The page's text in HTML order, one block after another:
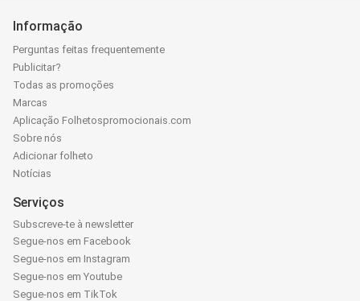
Informação
Perguntas feitas frequentemente
Publicitar?
Todas as promoções
Marcas
Aplicação Folhetospromocionais.com
Sobre nós
Adicionar folheto
Notícias
Serviços
Subscreve-te à newsletter
Segue-nos em Facebook
Segue-nos em Instagram
Segue-nos em Youtube
Segue-nos em TikTok